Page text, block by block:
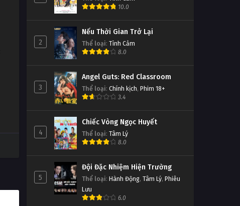
10.0
2
Nếu Thời Gian Trở Lại
Thể loại: Tình Cảm
8.0
3
Angel Guts: Red Classroom
Thể loại: Chính kịch, Phim 18+
3.4
4
Chiếc Vòng Ngọc Huyết
Thể loại: Tâm Lý
8.0
5
Đội Đặc Nhiệm Hiện Trường
Thể loại: Hành Động, Tâm Lý, Phiêu
Lưu
6.0